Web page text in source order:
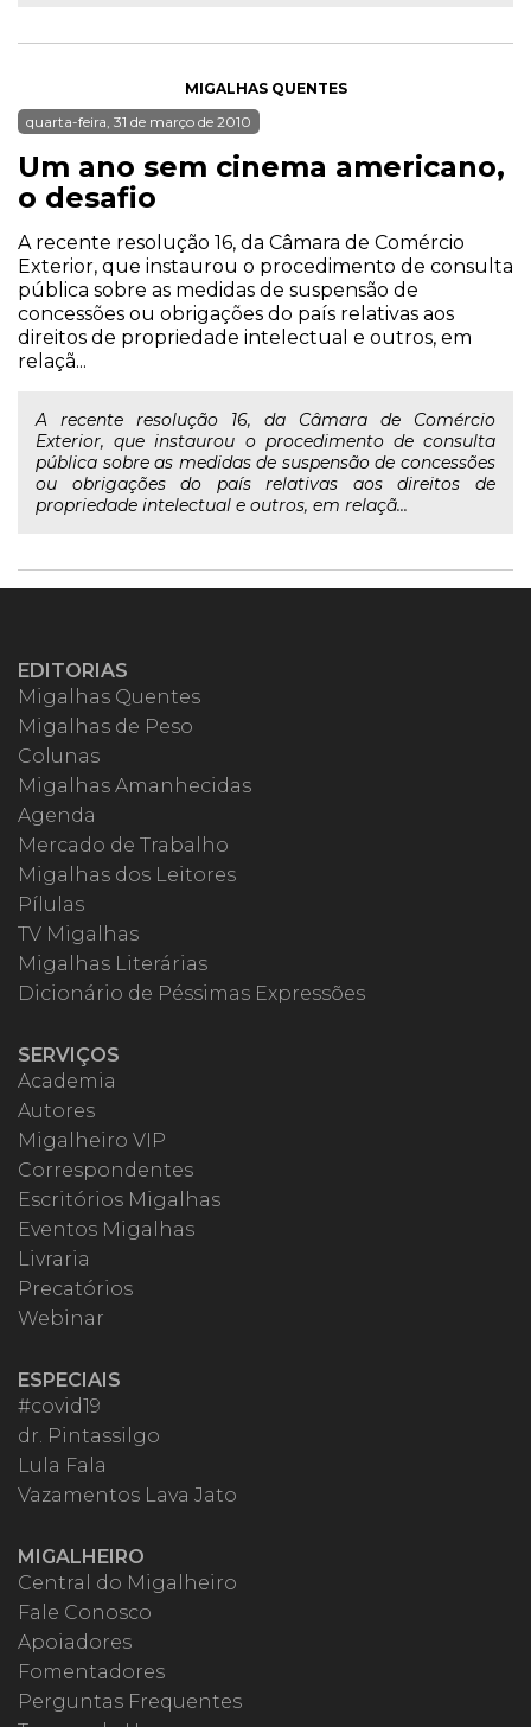
MIGALHAS QUENTES
quarta-feira, 31 de março de 2010
Um ano sem cinema americano,
o desafio
A recente resolução 16, da Câmara de Comércio
Exterior, que instaurou o procedimento de consulta
pública sobre as medidas de suspensão de
concessões ou obrigações do país relativas aos
direitos de propriedade intelectual e outros, em
relaçã...
A recente resolução 16, da Câmara de Comércio
Exterior, que instaurou o procedimento de consulta
pública sobre as medidas de suspensão de concessões
ou obrigações do país relativas aos direitos de
propriedade intelectual e outros, em relaçã...
EDITORIAS
Migalhas Quentes
Migalhas de Peso
Colunas
Migalhas Amanhecidas
Agenda
Mercado de Trabalho
Migalhas dos Leitores
Pílulas
TV Migalhas
Migalhas Literárias
Dicionário de Péssimas Expressões
SERVIÇOS
Academia
Autores
Migalheiro VIP
Correspondentes
Escritórios Migalhas
Eventos Migalhas
Livraria
Precatórios
Webinar
ESPECIAIS
#covid19
dr. Pintassilgo
Lula Fala
Vazamentos Lava Jato
MIGALHEIRO
Central do Migalheiro
Fale Conosco
Apoiadores
Fomentadores
Perguntas Frequentes